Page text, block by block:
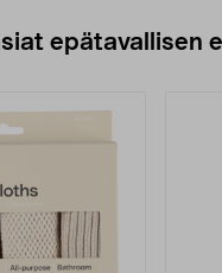
epätavallisen